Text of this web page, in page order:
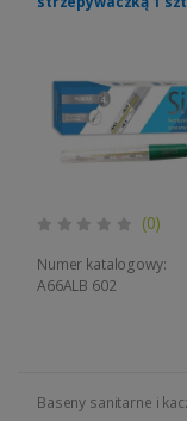
(0)
Numer katalogowy:
A66ALB 602
Baseny sanitarne i